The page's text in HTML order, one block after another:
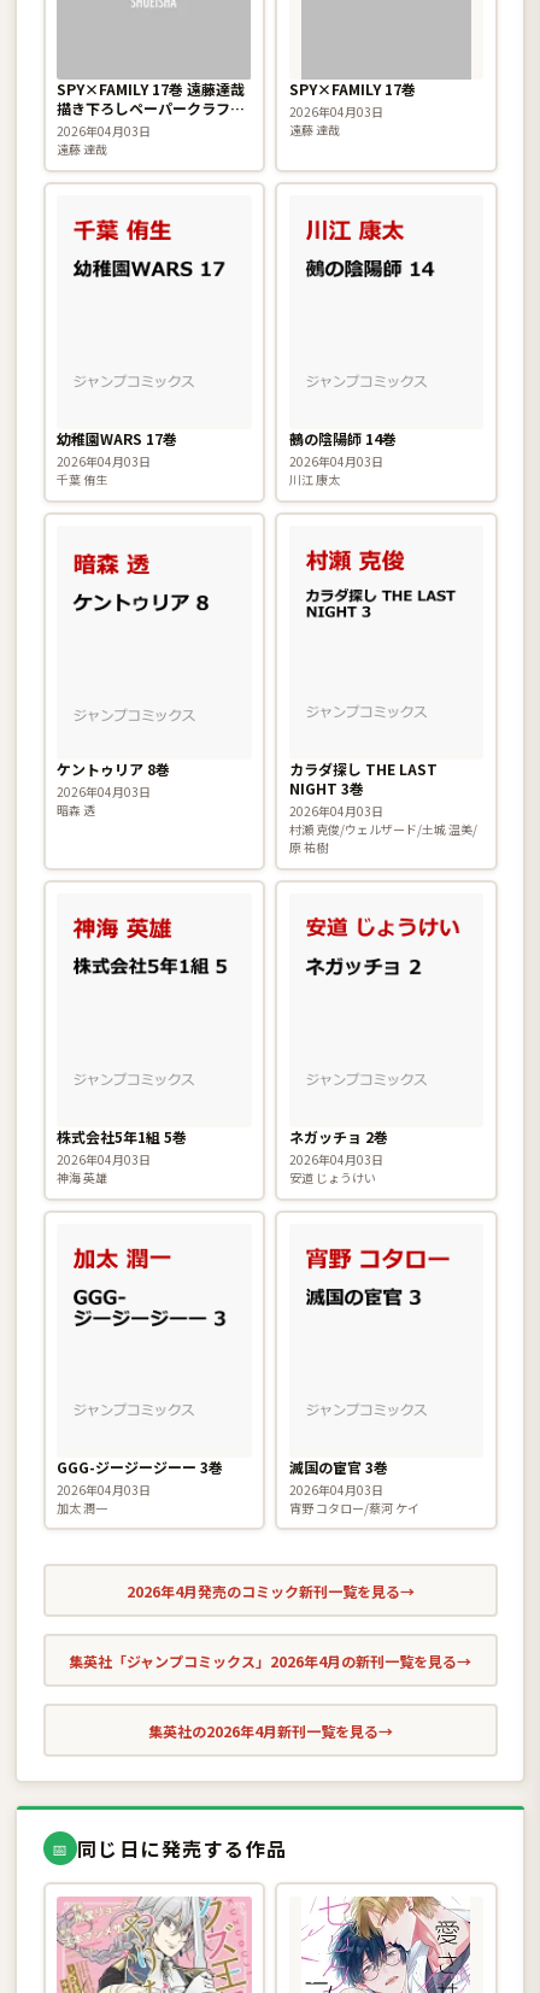
SPY×FAMILY 17巻 遠藤達哉
描き下ろしペーパークラフト
付き特装版
2026年04月03日
遠藤 達哉
SPY×FAMILY 17巻
2026年04月03日
遠藤 達哉
幼稚園WARS 17巻
2026年04月03日
千葉 侑生
鵺の陰陽師 14巻
2026年04月03日
川江 康太
ケントゥリア 8巻
2026年04月03日
暗森 透
カラダ探し THE LAST
NIGHT 3巻
2026年04月03日
村瀬 克俊/ウェルザード/土城 温美/
原 祐樹
株式会社5年1組 5巻
2026年04月03日
神海 英雄
ネガッチョ 2巻
2026年04月03日
安道 じょうけい
GGG-ジージージーー 3巻
2026年04月03日
加太 潤一
滅国の宦官 3巻
2026年04月03日
宵野 コタロー/蔡河 ケイ
2026年4月発売のコミック新刊一覧を見る→
集英社「ジャンプコミックス」2026年4月の新刊一覧を見る→
集英社の2026年4月新刊一覧を見る→
📅 同じ日に発売する作品